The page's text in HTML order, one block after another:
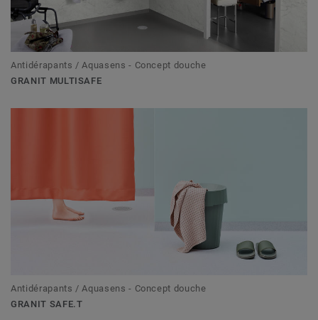
Antidérapants / Aquasens - Concept douche
GRANIT MULTISAFE
Antidérapants / Aquasens - Concept douche
GRANIT SAFE.T